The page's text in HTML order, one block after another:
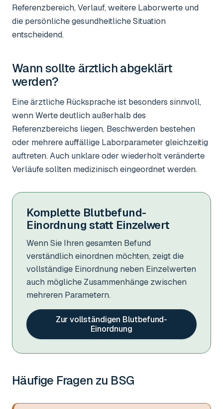
Referenzbereich, Verlauf, weitere Laborwerte und
die persönliche gesundheitliche Situation
entscheidend.
Wann sollte ärztlich abgeklärt
werden?
Eine ärztliche Rücksprache ist besonders sinnvoll,
wenn Werte deutlich außerhalb des
Referenzbereichs liegen, Beschwerden bestehen
oder mehrere auffällige Laborparameter gleichzeitig
auftreten. Auch unklare oder wiederholt veränderte
Verläufe sollten medizinisch eingeordnet werden.
Komplette Blutbefund-
Einordnung statt Einzelwert
Wenn Sie Ihren gesamten Befund
verständlich einordnen möchten, zeigt die
vollständige Einordnung neben Einzelwerten
auch mögliche Zusammenhänge zwischen
mehreren Parametern.
Zur vollständigen Blutbefund-
Einordnung
Häufige Fragen zu BSG